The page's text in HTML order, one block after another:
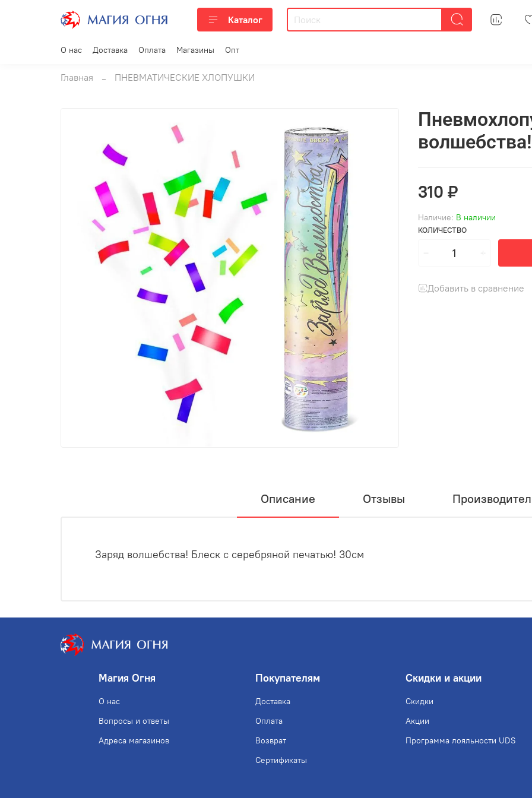
Каталог
О нас Доставка Оплата Магазины Опт
Главная ПНЕВМАТИЧЕСКИЕ ХЛОПУШКИ
Наличие: В наличии
310 ₽
КОЛИЧЕСТВО
Добавить в сравнение
Описание Отзывы
Заряд волшебства! Блеск с серебряной печатью! 30см
Магия Огня
О нас
Вопросы и ответы
Адреса магазинов
Покупателям
Доставка
Оплата
Возврат
Сертификаты
Скидки и акции
Скидки
Акции
Программа лояльности UDS